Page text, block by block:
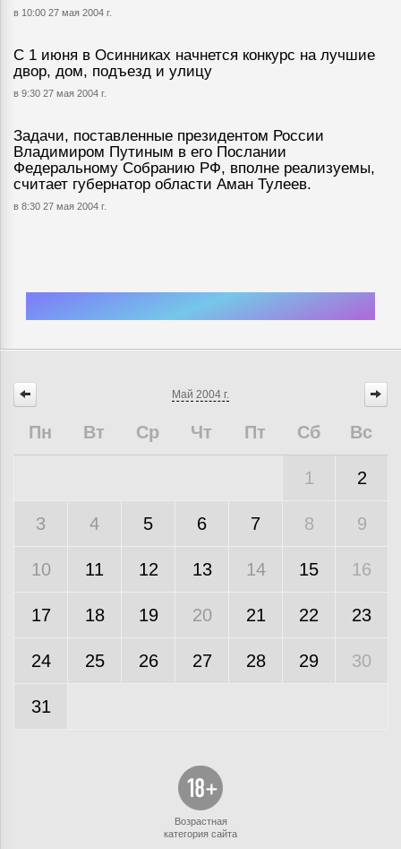
в 10:00 27 мая 2004 г.
С 1 июня в Осинниках начнется конкурс на лучшие
двор, дом, подъезд и улицу
в 9:30 27 мая 2004 г.
Задачи, поставленные президентом России
Владимиром Путиным в его Послании
Федеральному Собранию РФ, вполне реализуемы,
считает губернатор области Аман Тулеев.
в 8:30 27 мая 2004 г.
Май 2004 г.
Пн Вт Ср Чт Пт Сб Вс
1 2
3 4 5 6 7 8 9
10 11 12 13 14 15 16
17 18 19 20 21 22 23
24 25 26 27 28 29 30
31
Возрастная
категория сайта